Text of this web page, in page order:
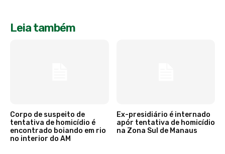
Leia também
Corpo de suspeito de
tentativa de homicídio é
encontrado boiando em rio
no interior do AM
Ex-presidiário é internado
apór tentativa de homicídio
na Zona Sul de Manaus